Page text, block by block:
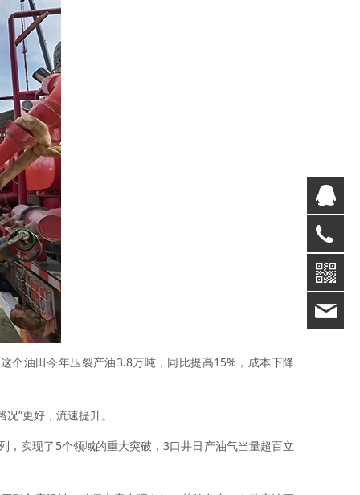
油田今年压裂产油3.8万吨，同比提高15%，成本下降
”更好，流速提升。
实现了5个领域的重大突破，3口井日产油气当量超百立